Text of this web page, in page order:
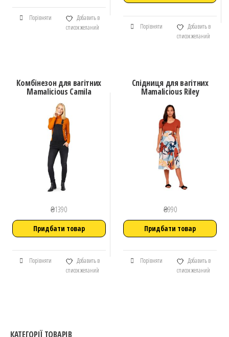
Порівняти
Добавить в
список желаний
Порівняти
Добавить в
список желаний
Комбінезон для вагітних
Mamalicious Camila
₴1390
Придбати товар
Порівняти
Добавить в
список желаний
Спідниця для вагітних
Mamalicious Riley
₴990
Придбати товар
Порівняти
Добавить в
список желаний
КАТЕГОРІЇ ТОВАРІВ